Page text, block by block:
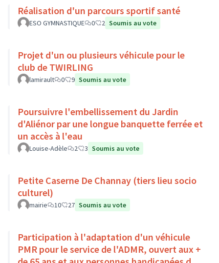
Réalisation d'un parcours sportif santé
ESO GYMNASTIQUE 0 2 Soumis au vote
Projet d'un ou plusieurs véhicule pour le
club de TWIRLING
lamirault 0 9 Soumis au vote
Poursuivre l'embellissement du Jardin
d'Aliénor par une longue banquette ferrée et
un accès à l'eau
Louise-Adèle 2 3 Soumis au vote
Petite Caserne De Channay (tiers lieu socio
culturel)
mairie 10 27 Soumis au vote
Participation à l'adaptation d'un véhicule
PMR pour le service de l'ADMR, ouvert aux +